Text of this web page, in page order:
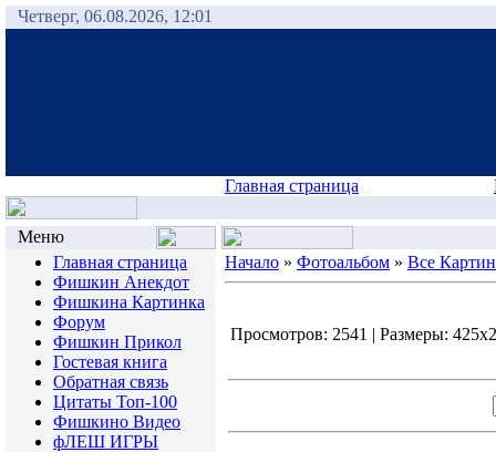
Четверг, 06.08.2026, 12:01
Главная страница
Меню
Главная страница
Фишкин Анекдот
Фишкина Картинка
Форум
Фишкин Прикол
Гостевая книга
Обратная связь
Цитаты Топ-100
Фишкино Видео
фЛЕШ ИГРЫ
Начало » Фотоальбом » Все
Просмотров: 2541 | Размеры: